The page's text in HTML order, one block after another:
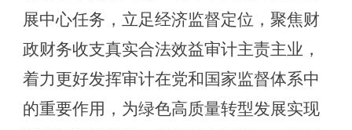
展中心任务，立足经济监督定位，聚焦财
政财务收支真实合法效益审计主责主业，
着力更好发挥审计在党和国家监督体系中
的重要作用，为绿色高质量转型发展实现